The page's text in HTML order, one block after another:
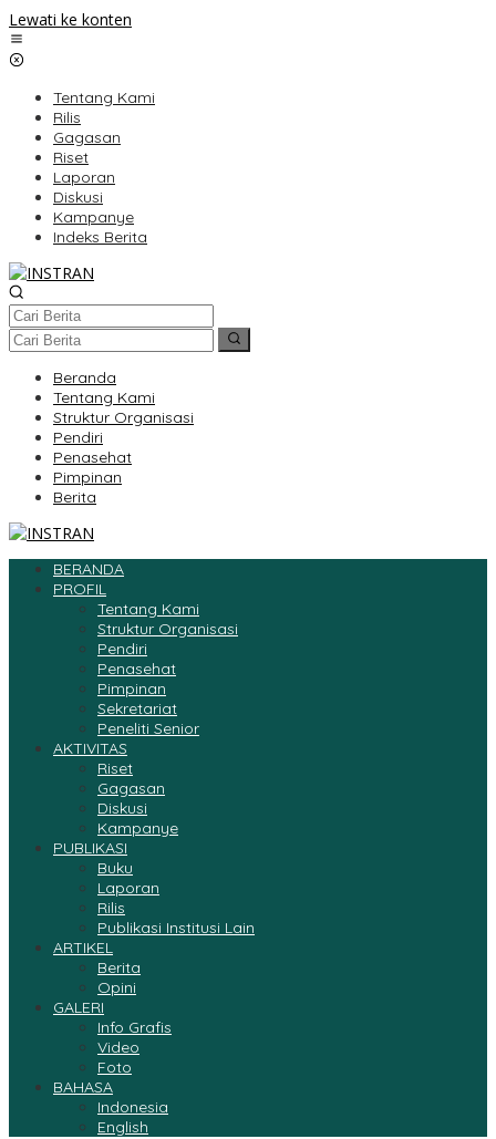
Lewati ke konten
Tentang Kami
Rilis
Gagasan
Riset
Laporan
Diskusi
Kampanye
Indeks Berita
Beranda
Tentang Kami
Struktur Organisasi
Pendiri
Penasehat
Pimpinan
Berita
BERANDA
PROFIL
Tentang Kami
Struktur Organisasi
Pendiri
Penasehat
Pimpinan
Sekretariat
Peneliti Senior
AKTIVITAS
Riset
Gagasan
Diskusi
Kampanye
PUBLIKASI
Buku
Laporan
Rilis
Publikasi Institusi Lain
ARTIKEL
Berita
Opini
GALERI
Info Grafis
Video
Foto
BAHASA
Indonesia
English